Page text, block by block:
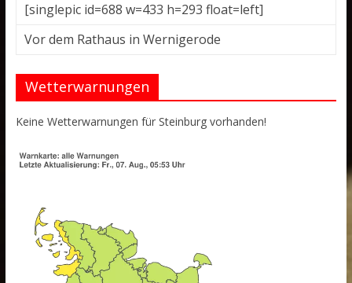
[singlepic id=688 w=433 h=293 float=left]
Vor dem Rathaus in Wernigerode
Wetterwarnungen
Keine Wetterwarnungen für Steinburg vorhanden!